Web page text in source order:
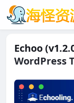
Echoo
WordPress